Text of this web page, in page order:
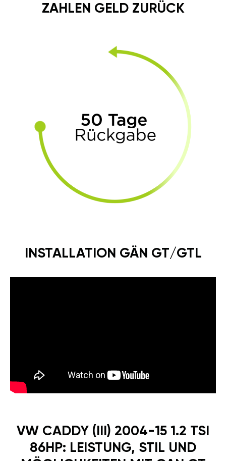
ZAHLEN GELD ZURÜCK
INSTALLATION GÄN GT/GTL
VW CADDY (III) 2004-15 1.2 TSI
86HP: LEISTUNG, STIL UND